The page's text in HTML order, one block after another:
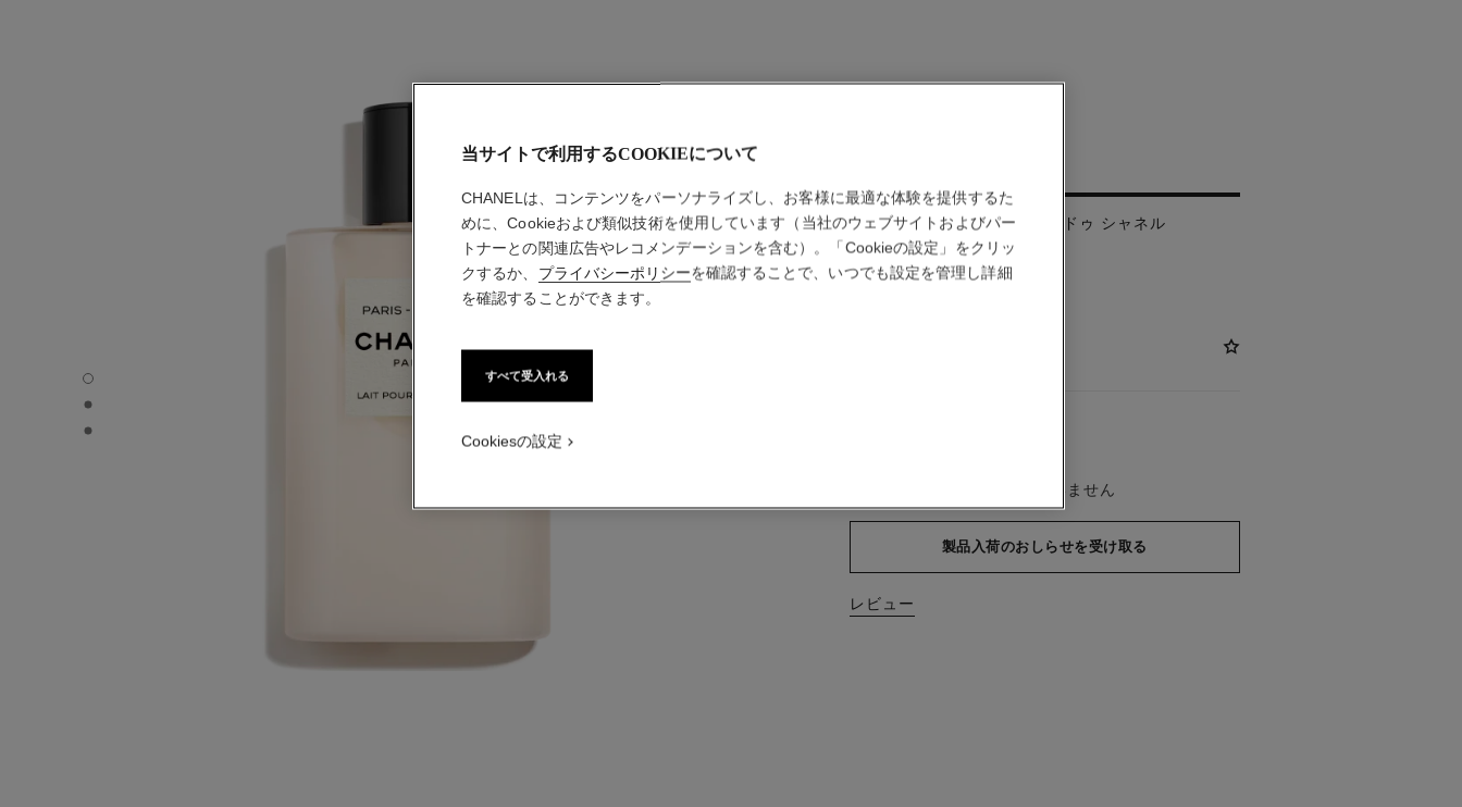
パリ ヴェニス - デフォルトのビュー
パリ ヴェニス - オルタナティブの画像 1
パリ ヴェニス - ベーシック テクスチャー画像
ボディ ローション - レ ゾー ドゥ シャネル
詳細
現在在庫がございません
製品入荷のおしらせを受け取る
レビュー
当サイトで利用するCOOKIEについて
CHANELは、コンテンツをパーソナライズし、お客様に最適な体験を提供するた
めに、Cookieおよび類似技術を使用しています（当社のウェブサイトおよびパー
トナーとの関連広告やレコメンデーションを含む）。「Cookieの設定」をクリッ
クするか、 プライバシーポリシーを確認することで、いつでも設定を管理し詳細
を確認することができます。
すべて受入れる
Cookiesの設定